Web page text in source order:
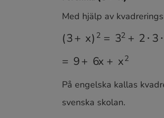
(3+x)2
Med hjälp av
(3 +x) 2=3 2 +2⋅
=9 +6x+x2
På engelska kallas
svenska skolan.